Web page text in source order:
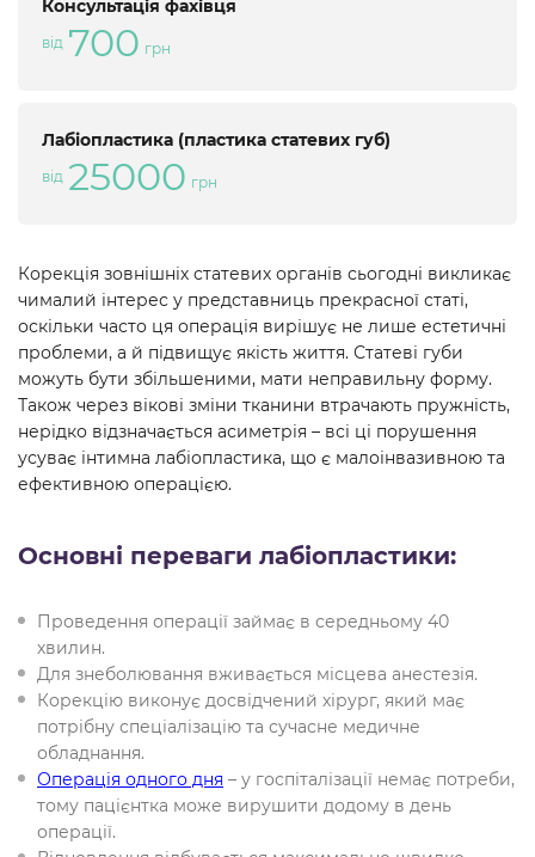
Консультація фахівця
від 700 грн
Лабіопластика (пластика статевих губ)
від 25000 грн
Корекція зовнішніх статевих органів сьогодні викликає
чималий інтерес у представниць прекрасної статі,
оскільки часто ця операція вирішує не лише естетичні
проблеми, а й підвищує якість життя. Статеві губи
можуть бути збільшеними, мати неправильну форму.
Також через вікові зміни тканини втрачають пружність,
нерідко відзначається асиметрія – всі ці порушення
усуває інтимна лабіопластика, що є малоінвазивною та
ефективною операцією.
Основні переваги лабіопластики:
Проведення операції займає в середньому 40
хвилин.
Для знеболювання вживається місцева анестезія.
Корекцію виконує досвідчений хірург, який має
потрібну спеціалізацію та сучасне медичне
обладнання.
Операція одного дня – у госпіталізації немає потреби,
тому пацієнтка може вирушити додому в день
операції.